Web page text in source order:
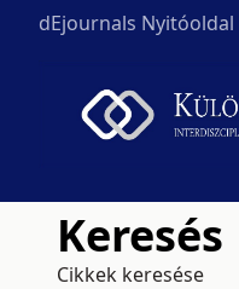
dEjournals Nyitóoldal
Keresés
Cikkek keresése